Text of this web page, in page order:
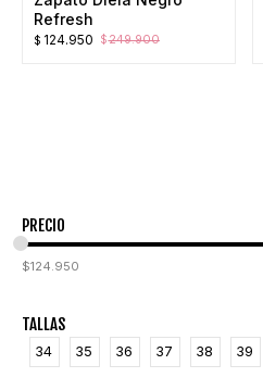
Refresh
$249.900
El
$ 124.950
El
PRECIO
$124.950
TALLAS
34 35 36 37 38 39